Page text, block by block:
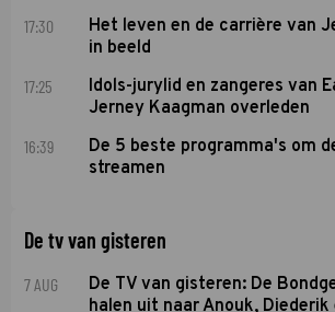
17:30
Het leven en de carrière van
in beeld
17:25
Idols-jurylid en zangeres van
Jerney Kaagman overleden
16:39
De 5 beste programma's om
streamen
De tv van gisteren
7 AUG
De TV van gisteren: De
halen uit naar Anouk, Diederik